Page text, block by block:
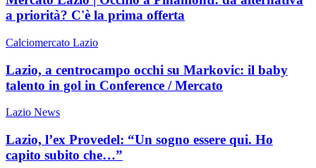
a priorità? C'è la prima offerta
Calciomercato Lazio
Lazio, a centrocampo occhi su Markovic: il baby
talento in gol in Conference / Mercato
Lazio News
Lazio, l’ex Provedel: “Un sogno essere qui. Ho
capito subito che…”